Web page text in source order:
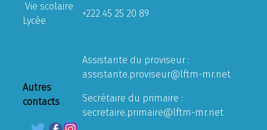
Vie scolaire
Lycée
+222 45 25 20 89
Autres
contacts
Assistante du proviseur :
assistante.proviseur@lftm-mr.net
Secrétaire du primaire :
secretaire.primaire@lftm-mr.net